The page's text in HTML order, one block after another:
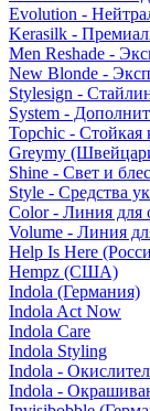
Evolution -
Kerasilk -
Men Reshade -
New Blonde -
Stylesign -
System -
Topchic - Стойкая
Greymy
Shine - Свет и
Style - Средства
Color - Линия для
Volume - Линия
Help Is Here
Hempz (США)
Indola (Германия)
Indola Act Now
Indola Care
Indola Styling
Indola -
Indola -